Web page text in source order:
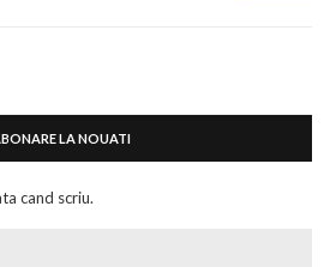
LA NOUATI
cand scriu.